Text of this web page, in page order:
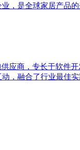
，是全球家居产品
应商，专长于软件
，融合了行业最佳